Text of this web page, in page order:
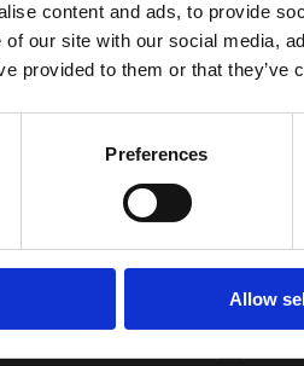
content and ads, to provide
of our site with our social media,
provided to them or that
Preferences
Allow